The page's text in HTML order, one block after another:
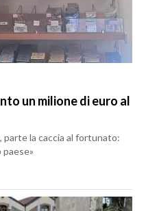
un milione di euro al
parte la caccia al fortunato:
paese»